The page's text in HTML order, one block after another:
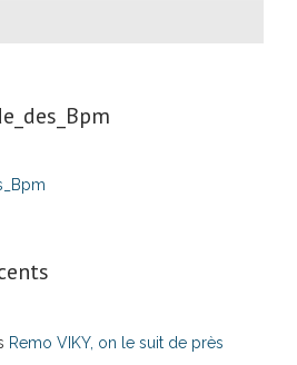
Remo VIKY, on le suit de près